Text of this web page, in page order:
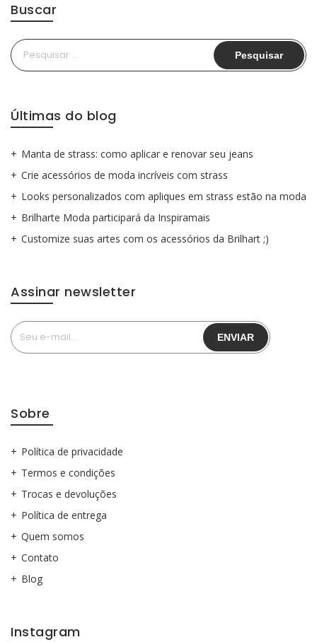
Buscar
Pesquisar
por:
Últimas do blog
Manta de strass: como aplicar e renovar seu jeans
Crie acessórios de moda incríveis com strass
Looks personalizados com apliques em strass estão na moda
Brilharte Moda participará da Inspiramais
Customize suas artes com os acessórios da Brilhart ;)
Assinar newsletter
Sobre
Política de privacidade
Termos e condições
Trocas e devoluções
Política de entrega
Quem somos
Contato
Blog
Instagram